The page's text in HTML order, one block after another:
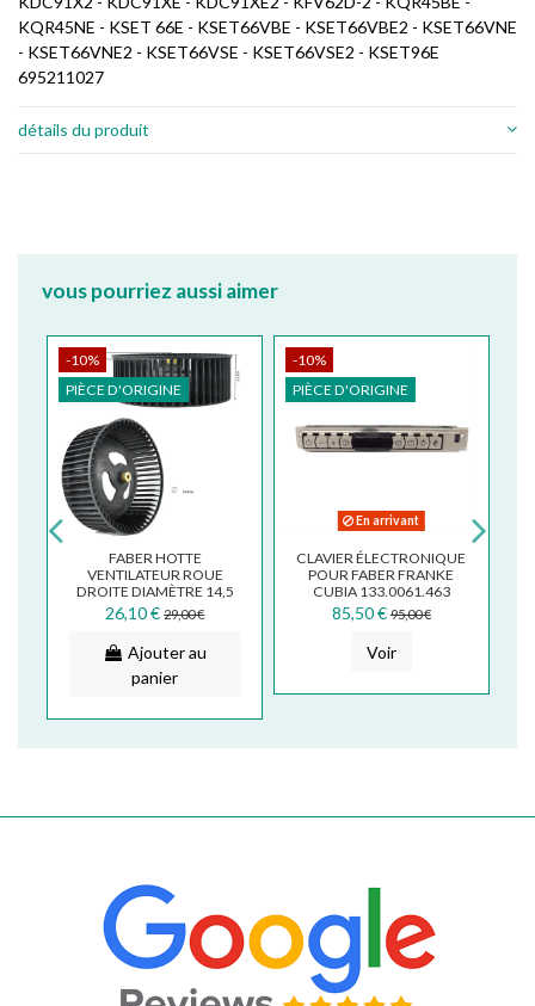
KQR45NE - KSET 66E - KSET66VBE - KSET66VBE2 - KSET66VNE
- KSET66VNE2 - KSET66VSE - KSET66VSE2 - KSET96E
695211027
détails du produit
vous pourriez aussi aimer
-10%
PIÈCE D'ORIGINE
FABER HOTTE
VENTILATEUR ROUE
DROITE DIAMÈTRE 14,5
CM PIÈCE DE RECHANGE
ORIGINE...
26,10 € 29,00 €
Ajouter au
panier
-10%
PIÈCE D'ORIGINE
En arrivant
CLAVIER ÉLECTRONIQUE
POUR FABER FRANKE
CUBIA 133.0061.463
85,50 € 95,00 €
Voir